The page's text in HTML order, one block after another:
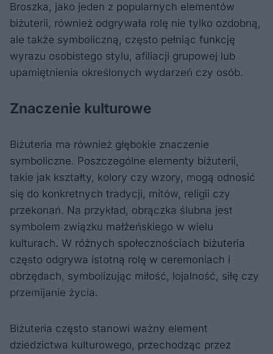
Broszka, jako jeden z popularnych elementów
biżuterii, również odgrywała rolę nie tylko ozdobną,
ale także symboliczną, często pełniąc funkcję
wyrazu osobistego stylu, afiliacji grupowej lub
upamiętnienia określonych wydarzeń czy osób.
Znaczenie kulturowe
Biżuteria ma również głębokie znaczenie
symboliczne. Poszczególne elementy biżuterii,
takie jak kształty, kolory czy wzory, mogą odnosić
się do konkretnych tradycji, mitów, religii czy
przekonań. Na przykład, obrączka ślubna jest
symbolem związku małżeńskiego w wielu
kulturach. W różnych społecznościach biżuteria
często odgrywa istotną rolę w ceremoniach i
obrzędach, symbolizując miłość, lojalność, siłę czy
przemijanie życia.
Biżuteria często stanowi ważny element
dziedzictwa kulturowego, przechodząc przez